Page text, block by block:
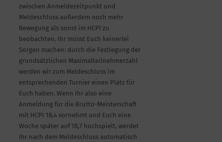
zwischen Anmeldezeitpunkt und
Meldeschluss außerdem noch mehr
Bewegung als sonst im HCPI zu
beobachten. Ihr müsst Euch keinerlei
Sorgen machen: durch die Festlegung der
grundsätzlichen Maximalteilnehmerzahl
werden wir zum Meldeschluss im
entsprechenden Turnier einen Platz für
Euch haben. Wenn Ihr also eine
Anmeldung für die Brutto-Meisterschaft
mit HCPI 18,4 vornehmt und Euch eine
Woche später auf 18,7 hochspielt, werdet
Ihr nach dem Meldeschluss automatisch